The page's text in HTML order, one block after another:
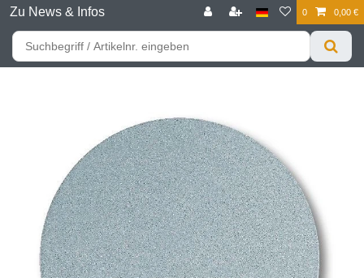
Zu News & Infos 0 0,00 €
Für bessere Preise HIER registrieren!